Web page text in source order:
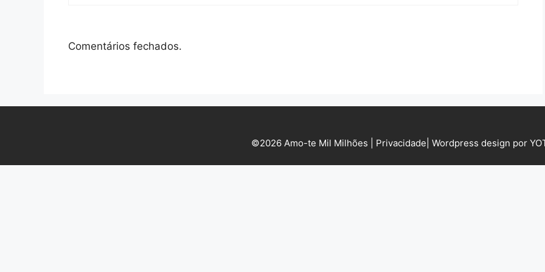
Comentários fechados.
©2026 Amo-te Mil Milhões | Privacidade Wordpress design por